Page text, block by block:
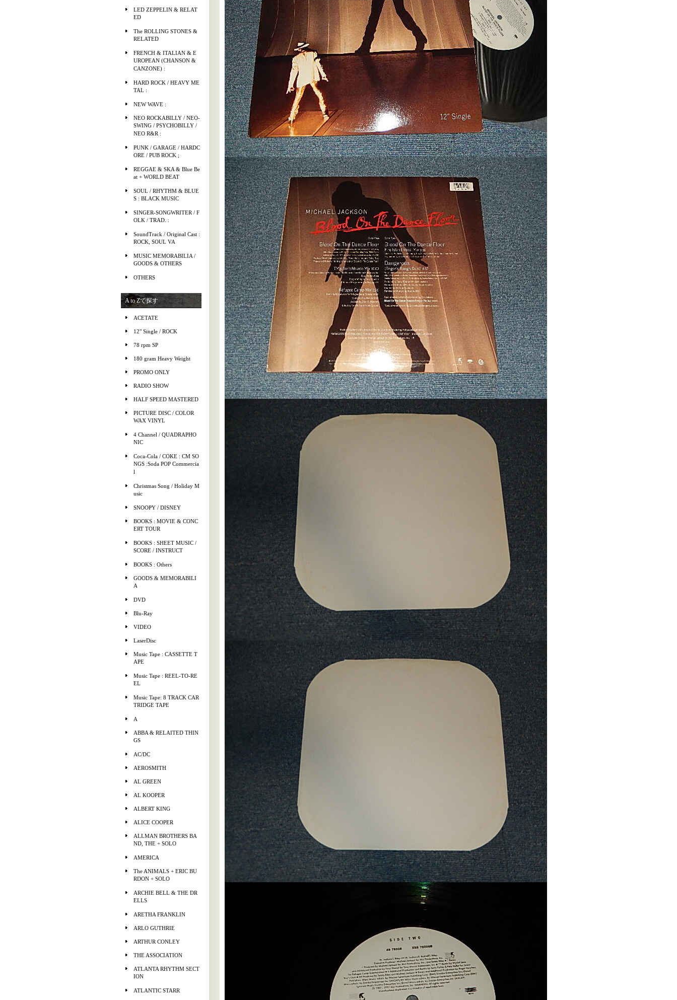
LED ZEPPELIN & RELAT
ED
The ROLLING STONES &
RELATED
FRENCH & ITALIAN & E
UROPEAN (CHANSON &
CANZONE) :
HARD ROCK / HEAVY ME
TAL :
NEW WAVE :
NEO ROCKABILLY / NEO-
SWING / PSYCHOBILLY /
NEO R&R :
PUNK / GARAGE / HARDC
ORE / PUB ROCK ;
REGGAE & SKA & Blue Be
at + WORLD BEAT
SOUL / RHYTHM & BLUE
S : BLACK MUSIC
SINGER-SONGWRITER / F
OLK / TRAD. :
SoundTrack / Original Cast :
ROCK, SOUL VA
MUSIC MEMORABILIA /
GOODS & OTHERS
OTHERS
A to Zで探す
ACETATE
12" Single / ROCK
78 rpm SP
180 gram Heavy Weight
PROMO ONLY
RADIO SHOW
HALF SPEED MASTERED
PICTURE DISC / COLOR
WAX VINYL
4 Channel / QUADRAPHO
NIC
Coca-Cola / COKE : CM SO
NGS :Soda POP Commercia
l
Christmas Song / Holiday M
usic
SNOOPY / DISNEY
BOOKS : MOVIE & CONC
ERT TOUR
BOOKS : SHEET MUSIC /
SCORE / INSTRUCT
BOOKS : Others
GOODS & MEMORABILI
A
DVD
Blu-Ray
VIDEO
LaserDisc
Music Tape : CASSETTE T
APE
Music Tape : REEL-TO-RE
EL
Music Tape: 8 TRACK CAR
TRIDGE TAPE
A
ABBA & RELAITED THIN
GS
AC/DC
AEROSMITH
AL GREEN
AL KOOPER
ALBERT KING
ALICE COOPER
ALLMAN BROTHERS BA
ND, THE + SOLO
AMERICA
The ANIMALS + ERIC BU
RDON + SOLO
ARCHIE BELL & THE DR
ELLS
ARETHA FRANKLIN
ARLO GUTHRIE
ARTHUR CONLEY
THE ASSOCIATION
ATLANTA RHYTHM SECT
ION
ATLANTIC STARR